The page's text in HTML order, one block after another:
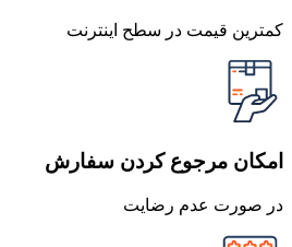
کمترین قیمت در سطح اینترنت
امکان مرجوع کردن سفارش
در صورت عدم رضایت